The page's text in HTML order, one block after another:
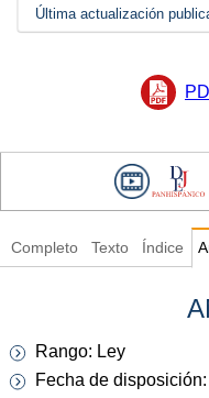
Última actualización
Completo Texto Índice
Rango: Ley
Fecha de